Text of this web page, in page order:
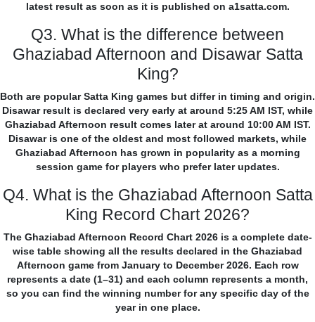
latest result as soon as it is published on a1satta.com.
Q3. What is the difference between
Ghaziabad Afternoon and Disawar Satta
King?
Both are popular Satta King games but differ in timing and origin.
Disawar result is declared very early at around 5:25 AM IST, while
Ghaziabad Afternoon result comes later at around 10:00 AM IST.
Disawar is one of the oldest and most followed markets, while
Ghaziabad Afternoon has grown in popularity as a morning
session game for players who prefer later updates.
Q4. What is the Ghaziabad Afternoon Satta
King Record Chart 2026?
The Ghaziabad Afternoon Record Chart 2026 is a complete date-
wise table showing all the results declared in the Ghaziabad
Afternoon game from January to December 2026. Each row
represents a date (1–31) and each column represents a month,
so you can find the winning number for any specific day of the
year in one place.